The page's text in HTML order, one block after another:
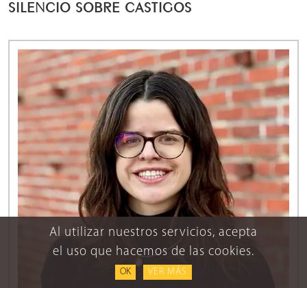
Al utilizar nuestros servicios, acepta
el uso que hacemos de las cookies.
OK VER MÁS
SILENCIO SOBRE CASTIGOS